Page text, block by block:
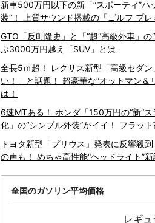
新車500万円以下の新「“スポーティ”
装”！ 上質サウンド搭載の「ゴルフ プ
GTO「反町隆史」と「“超”高級外車」
ぶ3000万円越え「SUV」とは
全長5ｍ超！ レクサス新型「高級セダン
い！」と話題！ 超豪華な“オットマン＆
は！
6速MTある！ ホンダ「150万円の“新”
化」の“シンプル外装”がイイ！ フラッ
トヨタ新型「プリウス」発表に反響殺
の声も！ めちゃ高性能“ヘッドライト”
全国のガソリン平均価格
レギュ